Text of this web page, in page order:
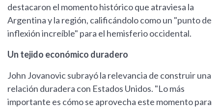
destacaron el momento histórico que atraviesa la
Argentina y la región, calificándolo como un "punto de
inflexión increíble" para el hemisferio occidental.
Un tejido económico duradero
John Jovanovic subrayó la relevancia de construir una
relación duradera con Estados Unidos. "Lo más
importante es cómo se aprovecha este momento para